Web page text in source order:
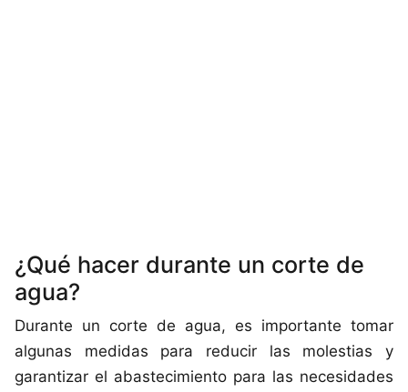
¿Qué hacer durante un corte de
agua?
Durante un corte de agua, es importante tomar
algunas medidas para reducir las molestias y
garantizar el abastecimiento para las necesidades